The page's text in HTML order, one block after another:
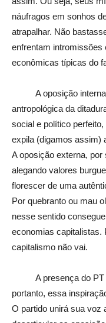
náufragos em sonhos
atrapalhar. Não
enfrentam intromissões
econômicas típicas do
A oposição interna
antropológica da
social e político
expila (digamos assim)
A oposição externa,
alegando valores
florescer de uma
Por quebranto ou mau
nesse sentido
economias capitalistas.
capitalismo não vai.
A presença do PT
portanto, essa
O partido unirá sua voz